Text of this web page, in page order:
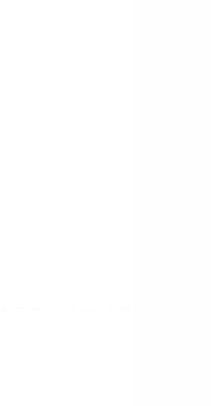
花。这些沾着
外多，对老两